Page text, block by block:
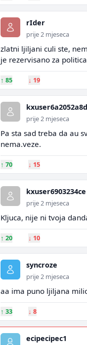
rIder
prije 2 mjeseca
zlatni ljiljani culi ste,
je rezervisano za
↑ 85 ↓ 19
kxuser6a2052a8d
prije 2 mjeseca
Pa sta sad treba da au
nema.veze.
↑ 70 ↓ 15
kxuser6903234ce
prije 2 mjeseca
Kljuca, nije ni tvoja
↑ 20 ↓ 10
syncroze
prije 2 mjeseca
aa ima puno ljiljana
↑ 33 ↓ 8
ecipecipec1